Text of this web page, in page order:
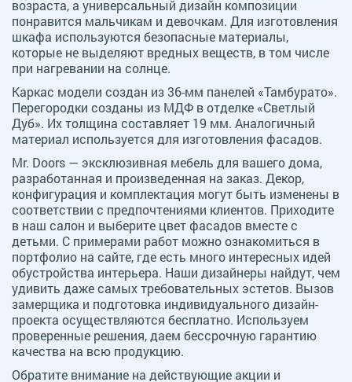
возраста, а универсальный дизайн композиции
понравится мальчикам и девочкам. Для изготовления
шкафа используются безопасные материалы,
которые не выделяют вредных веществ, в том числе
при нагревании на солнце.
Каркас модели создан из 36-мм панелей «Тамбурато».
Перегородки созданы из МДФ в отделке «Светлый
Дуб». Их толщина составляет 19 мм. Аналогичный
материал используется для изготовления фасадов.
Mr. Doors — эксклюзивная мебель для вашего дома,
разработанная и произведенная на заказ. Декор,
конфигурация и комплектация могут быть изменены в
соответствии с предпочтениями клиентов. Приходите
в наш салон и выберите цвет фасадов вместе с
детьми. С примерами работ можно ознакомиться в
портфолио на сайте, где есть много интересных идей
обустройства интерьера. Наши дизайнеры найдут, чем
удивить даже самых требовательных эстетов. Вызов
замерщика и подготовка индивидуального дизайн-
проекта осуществляются бесплатно. Используем
проверенные решения, даем бессрочную гарантию
качества на всю продукцию.
Обратите внимание на действующие акции и